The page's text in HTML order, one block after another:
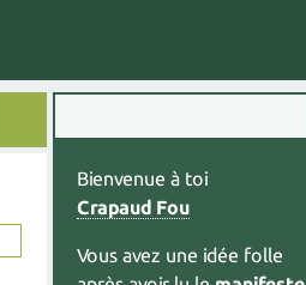
Bienvenue à toi
Crapaud Fou
Vous avez une idée folle